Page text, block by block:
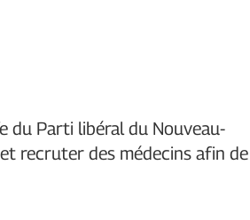
du Parti libéral du Nouveau-
recruter des médecins afin de